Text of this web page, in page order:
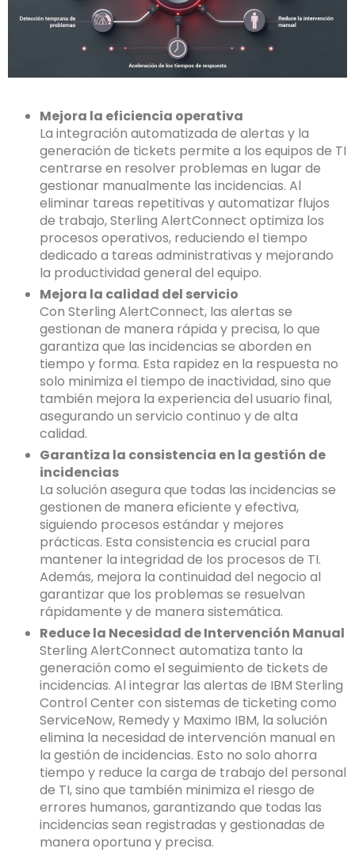
Mejora la eficiencia operativa
La integración automatizada de alertas y la
generación de tickets permite a los equipos de TI
centrarse en resolver problemas en lugar de
gestionar manualmente las incidencias. Al
eliminar tareas repetitivas y automatizar flujos
de trabajo, Sterling AlertConnect optimiza los
procesos operativos, reduciendo el tiempo
dedicado a tareas administrativas y mejorando
la productividad general del equipo.
Mejora la calidad del servicio
Con Sterling AlertConnect, las alertas se
gestionan de manera rápida y precisa, lo que
garantiza que las incidencias se aborden en
tiempo y forma. Esta rapidez en la respuesta no
solo minimiza el tiempo de inactividad, sino que
también mejora la experiencia del usuario final,
asegurando un servicio continuo y de alta
calidad.
Garantiza la consistencia en la gestión de
incidencias
La solución asegura que todas las incidencias se
gestionen de manera eficiente y efectiva,
siguiendo procesos estándar y mejores
prácticas. Esta consistencia es crucial para
mantener la integridad de los procesos de TI.
Además, mejora la continuidad del negocio al
garantizar que los problemas se resuelvan
rápidamente y de manera sistemática.
Reduce la Necesidad de Intervención Manual
Sterling AlertConnect automatiza tanto la
generación como el seguimiento de tickets de
incidencias. Al integrar las alertas de IBM Sterling
Control Center con sistemas de ticketing como
ServiceNow, Remedy y Maximo IBM, la solución
elimina la necesidad de intervención manual en
la gestión de incidencias. Esto no solo ahorra
tiempo y reduce la carga de trabajo del personal
de TI, sino que también minimiza el riesgo de
errores humanos, garantizando que todas las
incidencias sean registradas y gestionadas de
manera oportuna y precisa.